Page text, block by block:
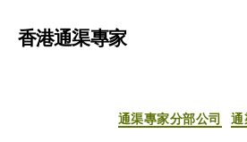
香港通渠專家
分
通渠專家分部公司 通